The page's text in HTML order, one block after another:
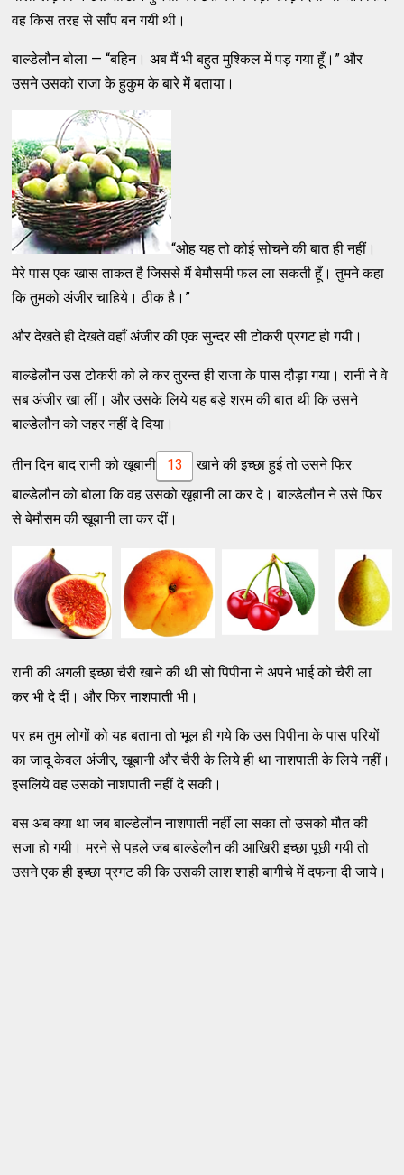
वह किस तरह से साँप बन गयी थी।
बाल्डेलौन बोला — “बहिन। अब मैं भी बहुत मुश्किल में पड़ गया हूँ।” और
उसने उसको राजा के हुकुम के बारे में बताया।
“ओह यह तो कोई सोचने की बात ही नहीं।
मेरे पास एक खास ताकत है जिससे मैं बेमौसमी फल ला सकती हूँ। तुमने कहा
कि तुमको अंजीर चाहिये। ठीक है।”
और देखते ही देखते वहाँ अंजीर की एक सुन्दर सी टोकरी प्रगट हो गयी।
बाल्डेलौन उस टोकरी को ले कर तुरन्त ही राजा के पास दौड़ा गया। रानी ने वे
सब अंजीर खा लीं। और उसके लिये यह बड़े शरम की बात थी कि उसने
बाल्डेलौन को जहर नहीं दे दिया।
तीन दिन बाद रानी को खूबानी 13
खाने की इच्छा हुई तो उसने फिर
बाल्डेलौन को बोला कि वह उसको खूबानी ला कर दे। बाल्डेलौन ने उसे फिर
से बेमौसम की खूबानी ला कर दीं।
रानी की अगली इच्छा चैरी खाने की थी सो पिपीना ने अपने भाई को चैरी ला
कर भी दे दीं। और फिर नाशपाती भी।
पर हम तुम लोगों को यह बताना तो भूल ही गये कि उस पिपीना के पास परियों
का जादू केवल अंजीर, खूबानी और चैरी के लिये ही था नाशपाती के लिये नहीं।
इसलिये वह उसको नाशपाती नहीं दे सकी।
बस अब क्या था जब बाल्डेलौन नाशपाती नहीं ला सका तो उसको मौत की
सजा हो गयी। मरने से पहले जब बाल्डेलौन की आखिरी इच्छा पूछी गयी तो
उसने एक ही इच्छा प्रगट की कि उसकी लाश शाही बागीचे में दफना दी जाये।